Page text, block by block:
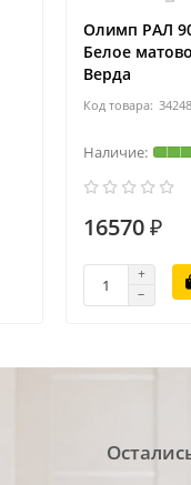
Олимп РАЛ
Белое
Верда
34248
16570 ₽